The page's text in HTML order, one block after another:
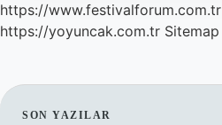
https://www.festivalforum.com.tr
https://yoyuncak.com.tr Sitemap
SON YAZILAR